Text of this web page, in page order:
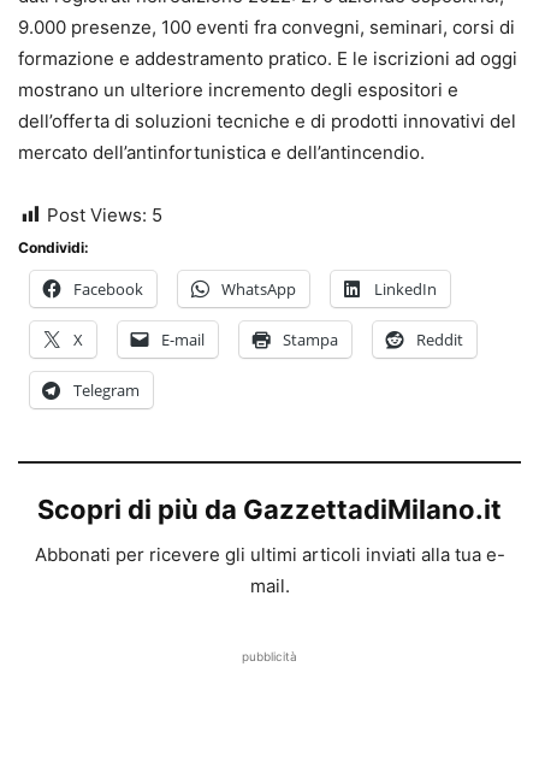
9.000 presenze, 100 eventi fra convegni, seminari, corsi di
formazione e addestramento pratico. E le iscrizioni ad oggi
mostrano un ulteriore incremento degli espositori e
dell’offerta di soluzioni tecniche e di prodotti innovativi del
mercato dell’antinfortunistica e dell’antincendio.
Post Views: 5
Condividi:
Facebook WhatsApp LinkedIn
X E-mail Stampa Reddit
Telegram
Scopri di più da GazzettadiMilano.it
Abbonati per ricevere gli ultimi articoli inviati alla tua e-
mail.
pubblicità